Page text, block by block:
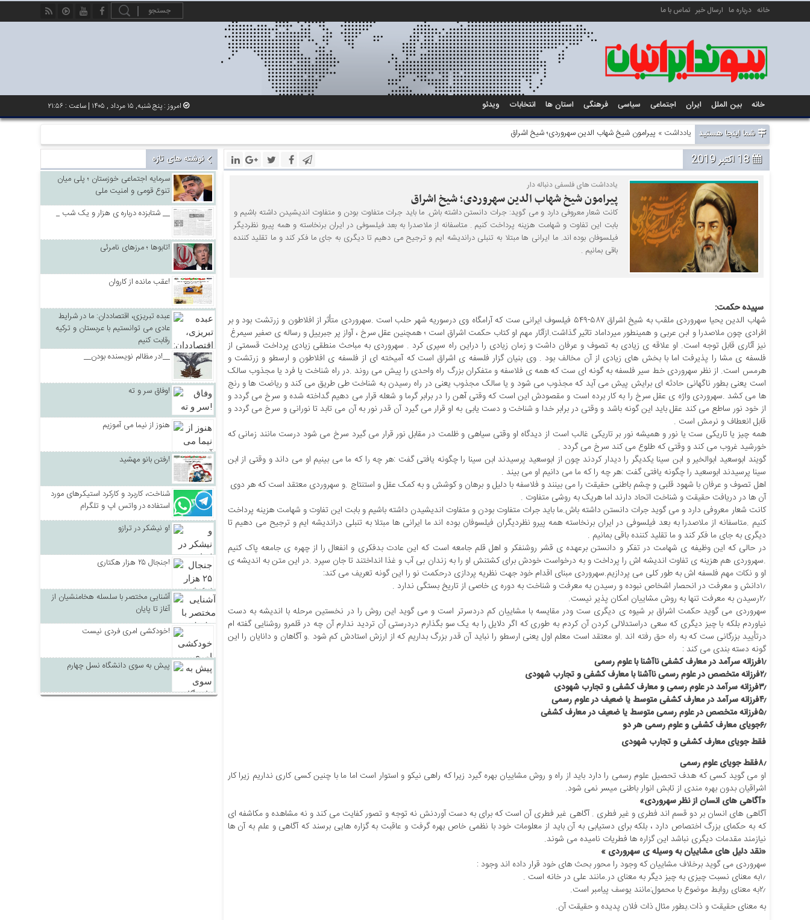
خانه درباره ما ارسال خبر تماس با ما
خانه بین الملل ایران اجتماعی سیاسی فرهنگی استان ها انتخابات ویدئو
شما اینجا هستید یادداشت » پیرامون شیخ شهاب الدین سهروردی؛ شیخ اشراق
18 اکتبر 2019
یادداشت های فلسفی دنباله دار
پیرامون شیخ شهاب الدین سهروردی؛ شیخ اشراق
کانت شعار معروفی دارد و می گوید: جرات دانستن داشته باش. ما باید جرات متفاوت بودن و متفاوت اندیشیدن داشته باشیم و
بابت این تفاوت و شهامت هزینه پرداخت کنیم . متاسفانه از ملاصدرا به بعد فیلسوفی در ایران برنخاسته و همه پیرو نظردیگر
فیلسوفان بوده اند. ما ایرانی ها مبتلا به تنبلی دراندیشه ایم و ترجیح می دهیم تا دیگری به جای ما فکر کند و ما تقلید کننده
باقی بمانیم .
سپیده حکمت:
شهاب الدین یحیا سهروردی ملقب به شیخ اشراق ۵۸۷-۵۴۹ فیلسوف ایرانی ست که آرامگاه وی درسوریه شهر حلب است .سهروردی متأثر از افلاطون و زرتشت بود و بر
افرادی چون ملاصدرا و ابن عربی و همینطور میرداماد تاثیر گذاشت.ازآثار مهم او کتاب حکمت اشراق است ؛ همچنین عقل سرخ ، آواز پر جبرییل و رساله ی صفیر سیمرغ
نیز آثاری قابل توجه است. او علاقه ی زیادی به تصوف و عرفان داشت و زمان زیادی را دراین راه سپری کرد . سهروردی به مباحث منطقی زیادی پرداخت قسمتی از
فلسفه ی مشا را پذیرفت اما با بخش های زیادی از آن مخالف بود . وی بنیان گزار فلسفه ی اشراق است که آمیخته ای از فلسفه ی افلاطون و ارسطو و زرتشت و
هرمس است. از نظر سهروردی خط سیر فلسفه به گونه ای ست که همه ی فلاسفه و متفکران بزرگ راه واحدی را پیش می روند .در راه شناخت یا فرد یا مجذوب سالک
است یعنی بطور ناگهانی حادثه ای برایش پیش می آید که مجذوب می شود و یا سالک مجذوب یعنی در راه رسیدن به شناخت طی طریق می کند و ریاضت ها و رنج
ها می کشد .سهروردی واژه ی عقل سرخ را به کار برده است و مقصودش این است که وقتی آهن را در برابر گرما و شعله قرار می دهیم گداخته شده و سرخ می گردد و
از خود نور ساطع می کند عقل باید این گونه باشد و وقتی در برابر خدا و شناخت و دست یابی به او قرار می گیرد آن قدر نور به آن می تابد تا نورانی و سرخ می گردد و
قابل انعطاف و نرمش است .
همه چیز یا تاریکی ست یا نور و همیشه نور بر تاریکی غالب است از دیدگاه او وقتی سیاهی و ظلمت در مقابل نور قرار می گیرد سرخ می شود درست مانند زمانی که
خورشید غروب می کند و وقتی که طلوع می کند سرخ می گردد .
گویند ابوسعید ابوالخیر و ابن سینا یکدیگر را دیدار کردند چون از ابوسعید پرسیدند ابن سینا را چگونه یافتی گفت :هر چه را که ما می بینیم او می داند و وقتی از ابن
سینا پرسیدند ابوسعید را چگونه یافتی گفت :هر چه را که ما می دانیم او می بیند .
اهل تصوف و عرفان با شهود قلبی و چشم باطنی حقیقت را می بینند و فلاسفه با دلیل و برهان و کوشش و به کمک عقل و استنتاج .و سهروردی معتقد است که هر دوی
آن ها در دریافت حقیقت و شناخت اتحاد دارند اما هریک به روشی متفاوت .
کانت شعار معروفی دارد و می گوید جرات دانستن داشته باش.ما باید جرات متفاوت بودن و متفاوت اندیشیدن داشته باشیم و بابت این تفاوت و شهامت هزینه پرداخت
کنیم .متاسفانه از ملاصدرا به بعد فیلسوفی در ایران برنخاسته همه پیرو نظردیگران فیلسوفان بوده اند ما ایرانی ها مبتلا به تنبلی دراندیشه ایم و ترجیح می دهیم تا
دیگری به جای ما فکر کند و ما تقلید کننده باقی بمانیم .
در حالی که این وظیفه ی شهامت در تفکر و دانستن برعهده ی قشر روشنفکر و اهل قلم جامعه است که این عادت بدفکری و انفعال را از چهره ی جامعه پاک کنیم
.سهروردی هم هزینه ی تفاوت اندیشه اش را پرداخت و به درخواست خودش برای کشتنش او را به زندان بی آب و غذا انداختند تا جان سپرد .در این متن به اندیشه ی
او و نکات مهم فلسفه اش به طور کلی می پردازیم.سهروردی مبنای اقدام خود جهت نظریه پردازی درحکمت نو را این گونه تعریف می کند:
۱٫دانش و معرفت در انحصار اشخاص نبوده و رسیدن به معرفت و شناخت به دوره ی خاصی از تاریخ بستگی ندارد .
۲٫رسیدن به معرفت تنها به روش مشاییان امکان پذیر نیست.
سهروردی می گوید حکمت اشراق بر شیوه ی دیگری ست ودر مقایسه با مشاییان کم دردسرتر است و می گوید این روش را در نخستین مرحله با اندیشه به دست
نیاوردم بلکه با چیز دیگری که سعی دراستدلالی کردن آن کردم به طوری که اگر دلایل را به یک سو بگذارم دردرستی آن تردید ندارم آن چه در قلمرو روشنایی گفته ام
درتأیید بزرگانی ست که به راه حق رفته اند .او معتقد است معلم اول یعنی ارسطو را نباید آن قدر بزرگ بداریم که از ارزش استادش کم شود .و آگاهان و دانایان را این
گونه دسته بندی می کند :
۱٫فرزانه سرآمد در معارف کشفی ناآشنا با علوم رسمی
۲٫فرزانه متخصص در علوم رسمی ناآشنا با معارف کشفی و تجارب شهودی
۳٫فرزانه سرآمد در علوم رسمی و معارف کشفی و تجارب شهودی
۴٫فرزانه سرآمد در معارف کشفی متوسط یا ضعیف در علوم رسمی
۵٫فرزانه متخصص در علوم رسمی متوسط یا ضعیف در معارف کشفی
۶٫جویای معارف کشفی و علوم رسمی هر دو
فقط جویای معارف کشفی و تجارب شهودی
۸٫فقط جویای علوم رسمی
او می گوید کسی که هدف تحصیل علوم رسمی را دارد باید از راه و روش مشاییان بهره گیرد زیرا که راهی نیکو و استوار است اما ما با چنین کسی کاری نداریم زیرا کار
اشراقیان بدون بهره مندی از تابش انوار باطنی میسر نمی شود.
«آگاهی های انسان از نظر سهروردی»
آگاهی های انسان بر دو قسم اند فطری و غیر فطری . آگاهی غیر فطری آن است که برای به دست آوردنش نه توجه و تصور کفایت می کند و نه مشاهده و مکاشفه ای
که به حکمای بزرگ اختصاص دارد ، بلکه برای دستیابی به آن باید از معلومات خود با نظمی خاص بهره گرفت و عاقبت به گزاره هایی برسند که آگاهی و علم به آن ها
نیازمند مقدمات دیگری نباشد این گزاره ها فطریات نامیده می شوند.
«نقد دلیل های مشاییان به وسیله ی سهروردی »
سهروردی می گوید برخلاف مشاییان که وجود را محور بحث های خود قرار داده اند وجود :
۱٫به معنای نسبت چیزی به چیز دیگر به معنای در.مانند علی در خانه است .
۲٫به معنای روابط موضوع با محمول:مانند یوسف پیامبر است.
به معنای حقیقت و ذات.بطور مثال ذات فلان پدیده و حقیقت آن.
نوشته های تازه
سرمایه اجتماعی خوزستان ؛ پلی میان
تنوع قومی و امنیت ملی
_ شتابزده درباره ی هزار و یک شب __
تابوها ؛ مرزهای نامرئی!
عقب مانده از کاروان!
عبده تبریزی، اقتصاددان: ما در شرایط
عادی می توانستیم با عربستان و ترکیه
رقابت کنیم
__در مظالم نویسنده بودن!__
وفاق سر و ته!
هنوز از نیما می آموزیم
رفتن بانو مهشید!
شناخت، کاربرد و کارکرد استیکرهای مورد
استفاده در واتس اپ و تلگرام
و نیشکر در ترازو!
جنجال ۲۵ هزار هکتاری!
آشنایی مختصر با سلسله هخامنشیان از
آغاز تا پایان
خودکشی امری فردی نیست!
پیش به سوی دانشگاه نسل چهارم